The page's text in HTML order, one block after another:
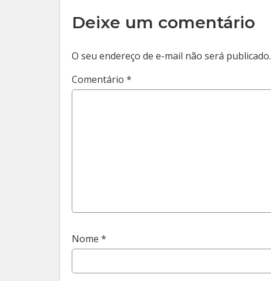
Deixe um comentário
O seu endereço de e-mail não será publicado.
Comentário *
Nome *